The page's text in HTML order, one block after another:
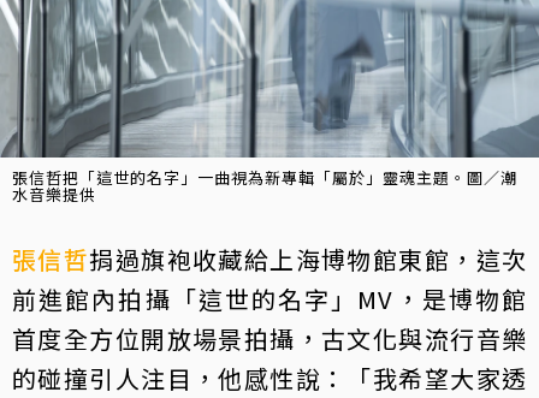
張信哲把「這世的名字」一曲視為新專輯「屬於」靈魂主題。圖／潮
水音樂提供
張信哲捐過旗袍收藏給上海博物館東館，這次
前進館內拍攝「這世的名字」MV，是博物館
首度全方位開放場景拍攝，古文化與流行音樂
的碰撞引人注目，他感性說：「我希望大家透